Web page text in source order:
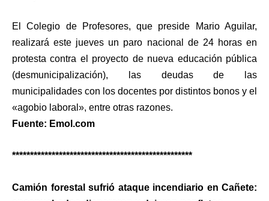
El Colegio de Profesores, que preside Mario Aguilar,
realizará este jueves un paro nacional de 24 horas en
protesta contra el proyecto de nueva educación pública
(desmunicipalización), las deudas de las
municipalidades con los docentes por distintos bonos y el
«agobio laboral», entre otras razones.
Fuente: Emol.com
**************************************************
Camión forestal sufrió ataque incendiario en Cañete: